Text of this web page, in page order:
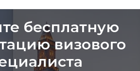
бесплатную
визового